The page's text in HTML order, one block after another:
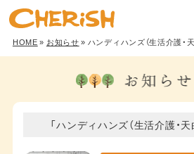
HOME» お知らせ» ハンディハンズ（生活介護・
「ハンディハンズ（生活介護・